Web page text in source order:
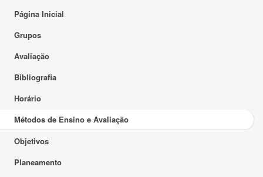
Página Inicial
Grupos
Avaliação
Bibliografia
Horário
Métodos de Ensino e Avaliação
Objetivos
Planeamento